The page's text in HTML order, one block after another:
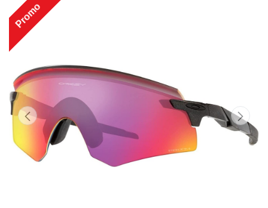
Promo